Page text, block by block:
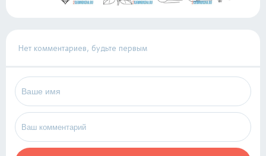
Нет комментариев, будьте первым